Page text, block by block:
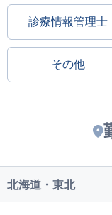
診療情報管理士
その他
北海道・東北